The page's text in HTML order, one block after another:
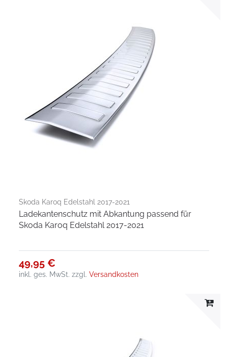
Skoda Karoq Edelstahl 2017-2021
Ladekantenschutz mit Abkantung passend für
Skoda Karoq Edelstahl 2017-2021
49,95 €
inkl. ges. MwSt. zzgl.Versandkosten